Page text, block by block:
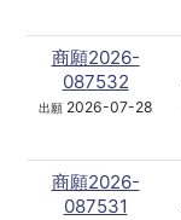
商願2026-
087532
出願2026-07-28
商願2026-
087531